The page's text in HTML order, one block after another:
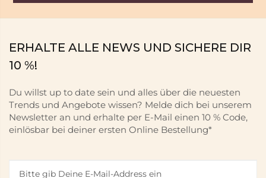
ERHALTE ALLE NEWS UND SICHERE DIR
10 %!
Du willst up to date sein und alles über die neuesten
Trends und Angebote wissen? Melde dich bei unserem
Newsletter an und erhalte per E-Mail einen 10 % Code,
einlösbar bei deiner ersten Online Bestellung*